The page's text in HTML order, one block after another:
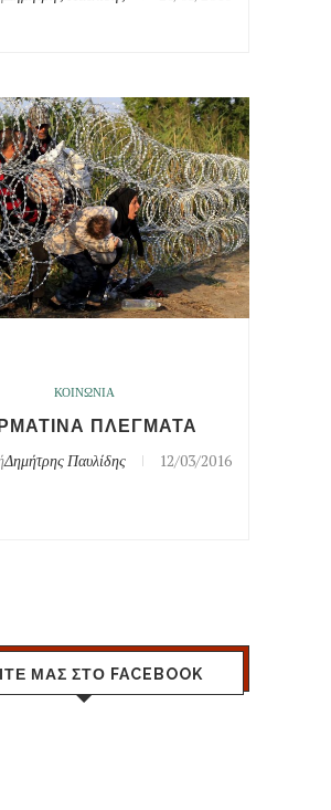
ΚΟΙΝΩΝΙΑ
ΠΛΕΓΜΑΤΑ
Δημήτρης Παυλίδης 12/03/2016
ΜΑΣ ΣΤΟ FACEBOOK